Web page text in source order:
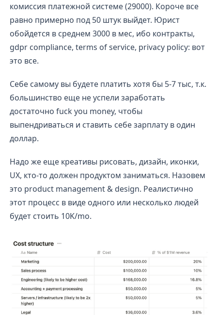
комиссия платежной системе (29000). Короче все
равно примерно под 50 штук выйдет. Юрист
обойдется в среднем 3000 в мес, ибо контракты,
gdpr compliance, terms of service, privacy policy: вот
это все.
Себе самому вы будете платить хотя бы 5-7 тыс, т.к.
большинство еще не успели заработать
достаточно fuck you money, чтобы
выпендриваться и ставить себе зарплату в один
доллар.
Надо же еще креативы рисовать, дизайн, иконки,
UX, кто-то должен продуктом заниматься. Назовем
это product management & design. Реалистично
этот процесс в виде одного или несколько людей
будет стоить 10K/mo.